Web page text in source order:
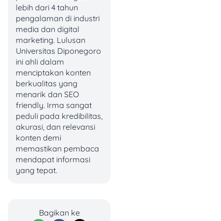
listrik pertama kali
diluncurkan pada April 2023
dengan merujuk ke:
Peraturan Presiden
Nomor 55 Tahun
2029 tentang
Percepatan
Kendaraan Listrik
Berbasis Baterai
untuk Transportasi
Jalan,
Peraturan Menteri
Keuangan Nomor 8
Tahun 2024 tentang
Pajak Pertambahan
Listrik Berbasis
lebih dari 4 tahun
pengalaman di industri
media dan digital
marketing. Lulusan
Universitas Diponegoro
ini ahli dalam
menciptakan konten
berkualitas yang
menarik dan SEO
friendly. Irma sangat
peduli pada kredibilitas,
akurasi, dan relevansi
konten demi
memastikan pembaca
mendapat informasi
yang tepat.
Bagikan ke